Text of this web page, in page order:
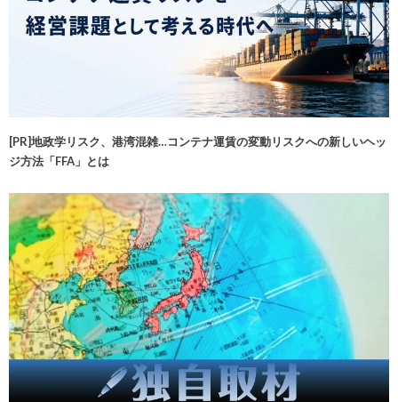
[PR]地政学リスク、港湾混雑…コンテナ運賃の変動リスクへの新しいヘッ
ジ方法「FFA」とは